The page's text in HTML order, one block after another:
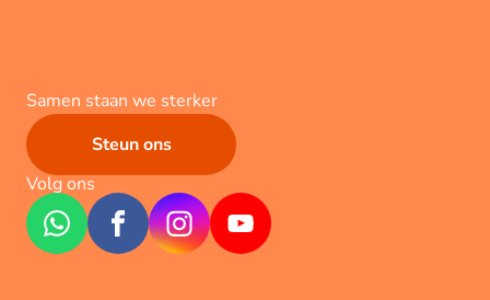
Samen staan we sterker
Steun ons
Volg ons